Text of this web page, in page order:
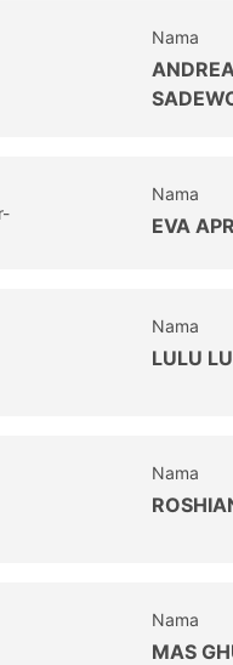
Nama
Nama
EVA
Nama
LULU
Nama
Nama
MAS